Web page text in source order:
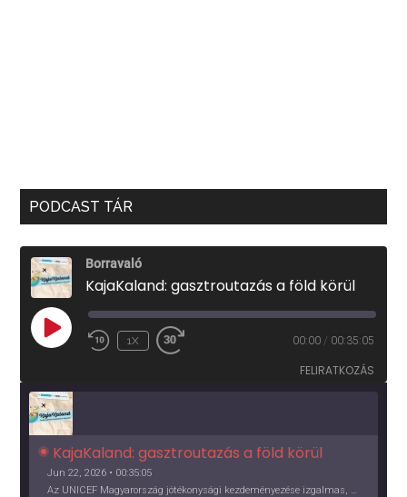
PODCAST TÁR
Borravaló
KajaKaland: gasztroutazás a föld körül
PLAY
EPISODE
1X 00:00 / 00:35:05
FELIRATKOZÁS
KajaKaland: gasztroutazás a föld körül
Jun 22, 2026 • 00:35:05
Az UNICEF Magyarország jótékonysági kezdeményezése izgalmas, egész éves világkörüli ízutazásra hív, igazi családi program és gasztroedukáció, illetve segítség a rászorulóknak is egyben.